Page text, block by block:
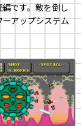
です。敵を倒し
アップシステム